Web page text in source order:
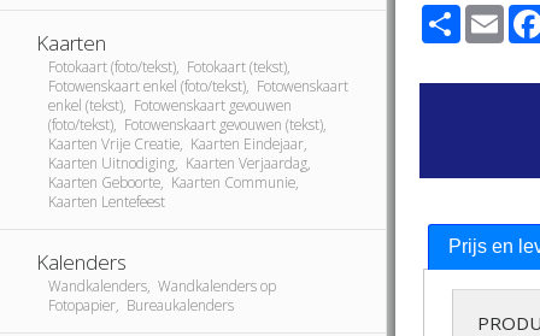
Kaarten
Fotokaart (foto/tekst), Fotokaart (tekst),
Fotowenskaart enkel (foto/tekst), Fotowenskaart
enkel (tekst), Fotowenskaart gevouwen
(foto/tekst), Fotowenskaart gevouwen (tekst),
Kaarten Vrije Creatie, Kaarten Eindejaar,
Kaarten Uitnodiging, Kaarten Verjaardag,
Kaarten Geboorte, Kaarten Communie,
Kaarten Lentefeest
Kalenders
Wandkalenders, Wandkalenders op
Fotopapier, Bureaukalenders
Share
Prijs en